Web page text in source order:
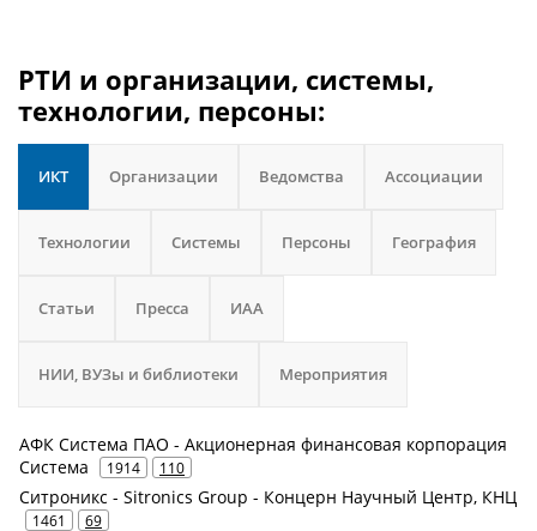
РТИ и организации, системы,
технологии, персоны:
ИКТ Организации Ведомства Ассоциации
Технологии Системы Персоны География
Статьи Пресса ИАА
НИИ, ВУЗы и библиотеки Мероприятия
АФК Система ПАО - Акционерная финансовая корпорация
Система
1914 110
Ситроникс - Sitronics Group - Концерн Научный Центр, КНЦ
1461 69